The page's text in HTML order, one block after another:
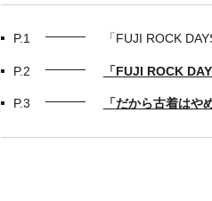
P.1 「FUJI ROCK
P.2 「FUJI ROCK
P.3 「だから古着はや